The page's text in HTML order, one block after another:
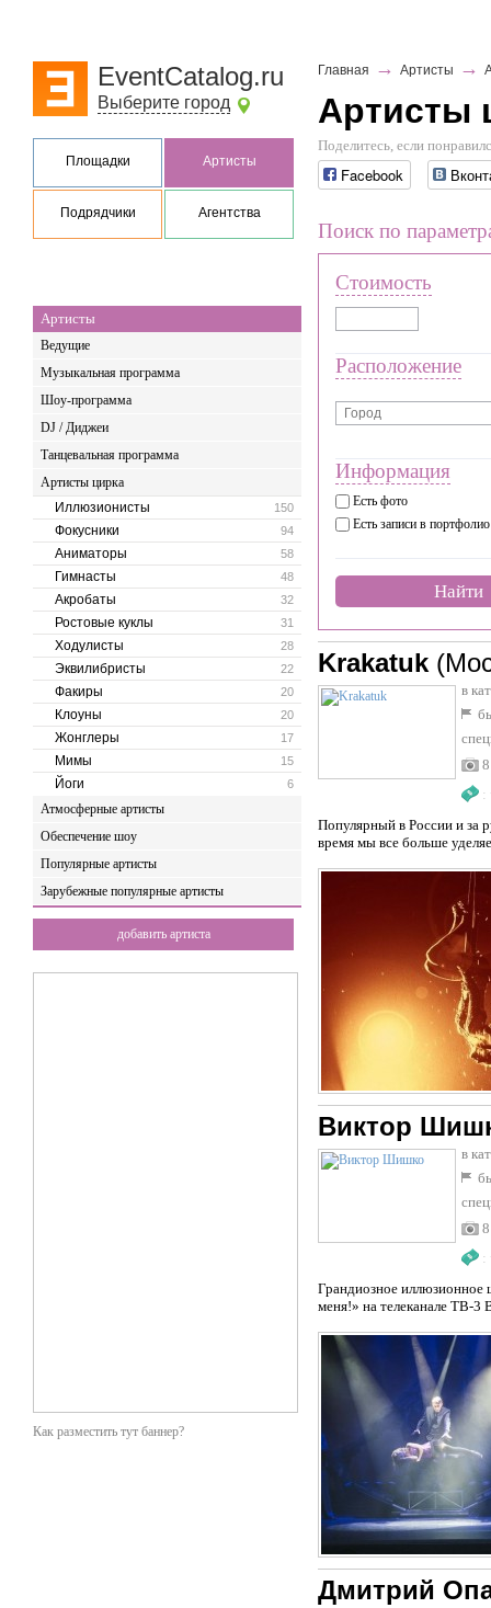
EventCatalog.ru
Выберите город
Площадки Артисты
Подрядчики Агентства
Артисты
Ведущие
Музыкальная программа
Шоу-программа
DJ / Диджеи
Танцевальная программа
Артисты цирка
150
Иллюзионисты
94
Фокусники
58
Аниматоры
48
Гимнасты
32
Акробаты
31
Ростовые куклы
28
Ходулисты
22
Эквилибристы
20
Факиры
20
Клоуны
17
Жонглеры
15
Мимы
6
Йоги
Атмосферные артисты
Обеспечение шоу
Популярные артисты
Зарубежные популярные артисты
добавить артиста
Как разместить тут баннер?
Главная → Артисты →
Артисты
Поделитесь, если
Facebook
Поиск по
Стоимость
Расположение
Информация
Есть фото
Есть записи в портфолио
Найти
Krakatuk
в
8
:
Популярный в России и за
время мы все больше
Виктор
в
8
:
Грандиозное иллюзионное
меня!» на телеканале ТВ-
Дмитрий